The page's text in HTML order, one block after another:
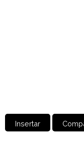
Insertar